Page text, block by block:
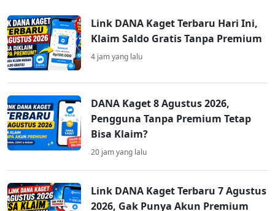
Link DANA Kaget Terbaru Hari Ini,
Klaim Saldo Gratis Tanpa Premium
4 jam yang lalu
DANA Kaget 8 Agustus 2026,
Pengguna Tanpa Premium Tetap
Bisa Klaim?
20 jam yang lalu
Link DANA Kaget Terbaru 7 Agustus
2026, Gak Punya Akun Premium